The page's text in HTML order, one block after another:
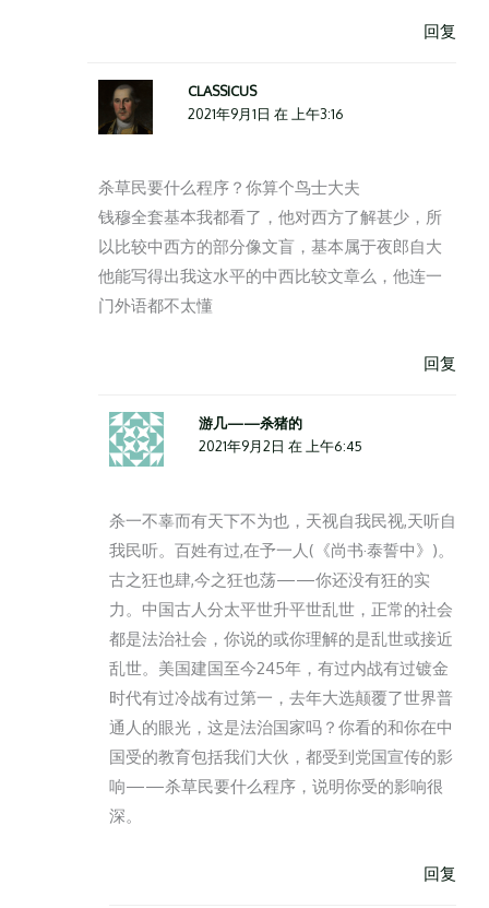
回复
CLASSICUS
2021年9月1日 在 上午3:16
杀草民要什么程序？你算个鸟士大夫
钱穆全套基本我都看了，他对西方了解甚少，所
以比较中西方的部分像文盲，基本属于夜郎自大
他能写得出我这水平的中西比较文章么，他连一
门外语都不太懂
回复
游几——杀猪的
2021年9月2日 在 上午6:45
杀一不辜而有天下不为也，天视自我民视,天听自
我民听。百姓有过,在予一人(《尚书·泰誓中》)。
古之狂也肆,今之狂也荡——你还没有狂的实
力。中国古人分太平世升平世乱世，正常的社会
都是法治社会，你说的或你理解的是乱世或接近
乱世。美国建国至今245年，有过内战有过镀金
时代有过冷战有过第一，去年大选颠覆了世界普
通人的眼光，这是法治国家吗？你看的和你在中
国受的教育包括我们大伙，都受到党国宣传的影
响——杀草民要什么程序，说明你受的影响很
深。
回复